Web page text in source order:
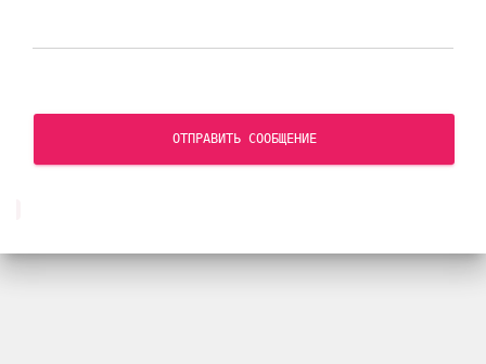
ОТПРАВИТЬ СООБЩЕНИЕ